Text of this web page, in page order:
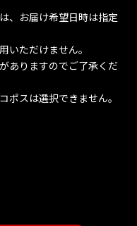
、お届け希望日時は指定
いただけません。
ありますのでご了承くだ
ポスは選択できません。